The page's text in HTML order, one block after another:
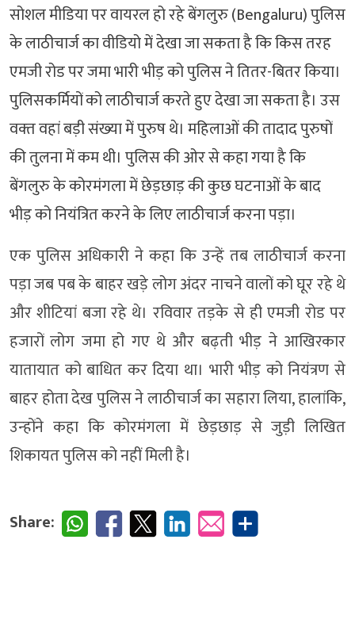
सोशल मीडिया पर वायरल हो रहे बेंगलुरु (Bengaluru) पुलिस
के लाठीचार्ज का वीडियो में देखा जा सकता है कि किस तरह
एमजी रोड पर जमा भारी भीड़ को पुलिस ने तितर-बितर किया।
पुलिसकर्मियों को लाठीचार्ज करते हुए देखा जा सकता है। उस
वक्‍त वहां बड़ी संख्‍या में पुरुष थे। महिलाओं की तादाद पुरुषों
की तुलना में कम थी। पुलिस की ओर से कहा गया है कि
बेंगलुरु के कोरमंगला में छेड़छाड़ की कुछ घटनाओं के बाद
भीड़ को नियंत्रित करने के लिए लाठीचार्ज करना पड़ा।
एक पुलिस अधिकारी ने कहा कि उन्‍हें तब लाठीचार्ज करना
पड़ा जब पब के बाहर खड़े लोग अंदर नाचने वालों को घूर रहे थे
और शीटियां बजा रहे थे। रविवार तड़के से ही एमजी रोड पर
हजारों लोग जमा हो गए थे और बढ़ती भीड़ ने आखिरकार
यातायात को बाधित कर दिया था। भारी भीड़ को नियंत्रण से
बाहर होता देख पुलिस ने लाठीचार्ज का सहारा लिया, हालांकि,
उन्‍होंने कहा कि कोरमंगला में छेड़छाड़ से जुड़ी लिखित
शिकायत पुलिस को नहीं मिली है।
Share: